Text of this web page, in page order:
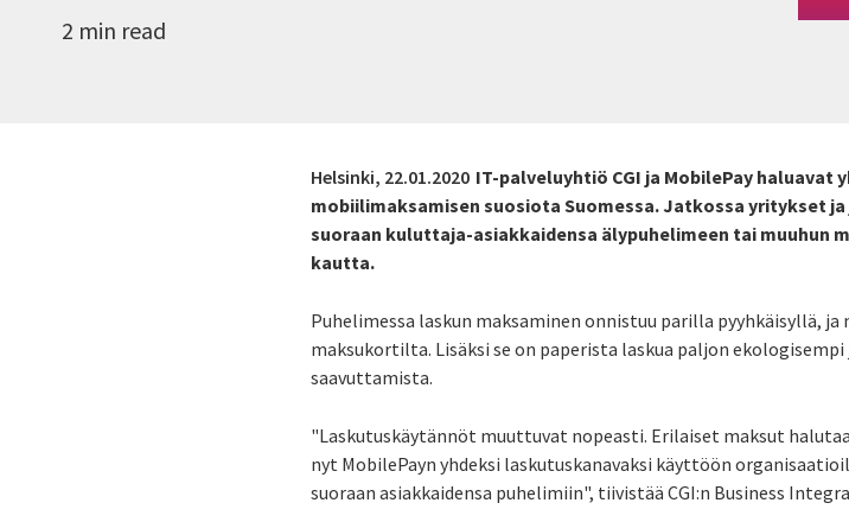
2 min read
Helsinki, 22.01.2020 IT-palveluyhtiö CGI ja MobilePay
mobiilimaksamisen suosiota Suomessa. Jatkossa yritykset
suoraan kuluttaja-asiakkaidensa älypuhelimeen tai muuhun
kautta.
Puhelimessa laskun maksaminen onnistuu parilla pyyhkäisyllä,
maksukortilta. Lisäksi se on paperista laskua paljon
saavuttamista.
"Laskutuskäytännöt muuttuvat nopeasti. Erilaiset maksut
nyt MobilePayn yhdeksi laskutuskanavaksi käyttöön
suoraan asiakkaidensa puhelimiin", tiivistää CGI:n Business